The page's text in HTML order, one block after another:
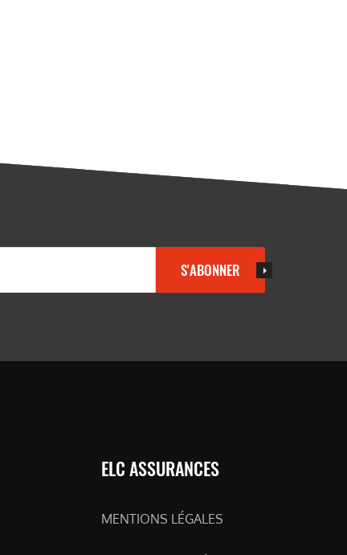
S'ABONNER
ELC ASSURANCES
MENTIONS LÉGALES